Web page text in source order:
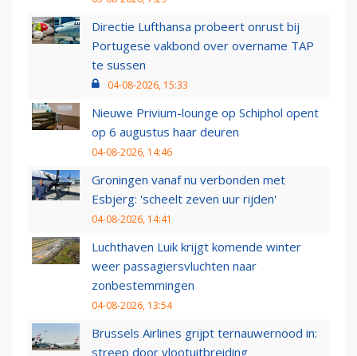
Directie Lufthansa probeert onrust bij
Portugese vakbond over overname TAP
te sussen
04-08-2026, 15:33
Nieuwe Privium-lounge op Schiphol opent
op 6 augustus haar deuren
04-08-2026, 14:46
Groningen vanaf nu verbonden met
Esbjerg: 'scheelt zeven uur rijden'
04-08-2026, 14:41
Luchthaven Luik krijgt komende winter
weer passagiersvluchten naar
zonbestemmingen
04-08-2026, 13:54
Brussels Airlines grijpt ternauwernood in:
streep door vlootuitbreiding